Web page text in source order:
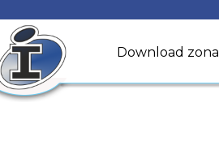
Download zona